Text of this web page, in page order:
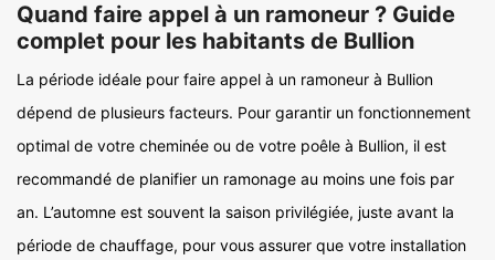
Quand faire appel à un ramoneur ? Guide
complet pour les habitants de Bullion
La période idéale pour faire appel à un ramoneur à Bullion
dépend de plusieurs facteurs. Pour garantir un fonctionnement
optimal de votre cheminée ou de votre poêle à Bullion, il est
recommandé de planifier un ramonage au moins une fois par
an. L’automne est souvent la saison privilégiée, juste avant la
période de chauffage, pour vous assurer que votre installation